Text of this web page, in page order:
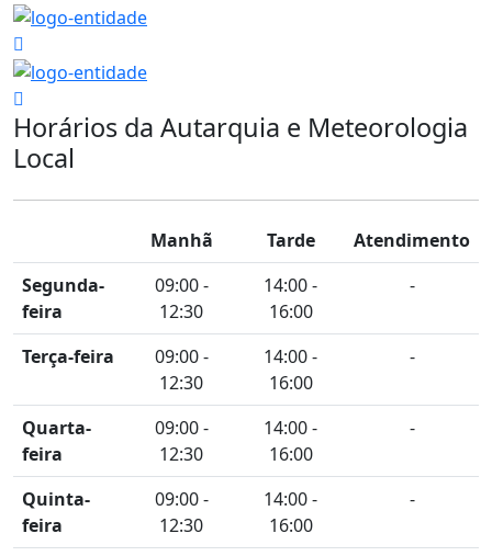
Horários da Autarquia e Meteorologia
Local
Manhã Tarde
Atendimento
Segunda-
feira
09:00 -
12:30
14:00 -
16:00
-
Terça-feira
09:00 -
12:30
14:00 -
16:00
-
Quarta-
feira
09:00 -
12:30
14:00 -
16:00
-
Quinta-
feira
09:00 -
12:30
14:00 -
16:00
-